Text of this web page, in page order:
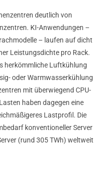
deutlich von
KI-Anwendungen –
– laufen auf dicht
Leistungsdichte pro Rack.
herkömmliche Luftkühlung
oder Warmwasserkühlung
mit überwiegend CPU-
haben dagegen eine
Lastprofil. Die
konventioneller Server
(rund 305 TWh) weltweit